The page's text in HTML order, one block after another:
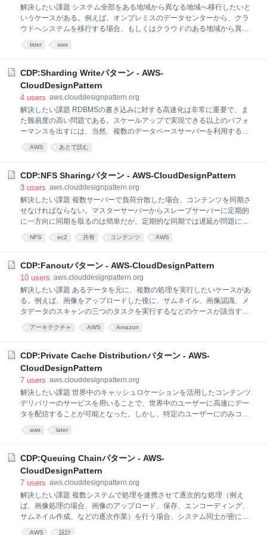
仮想サーバーを自動的に増減させる仕組みを備えている。この仕組みを
利用することで負荷に応じてバッチサーバーを増減できるようになり、
コスト効率がよく想定外の負荷
解決したい課題 システム全部をある地域から異なる地域へ移行したいと
いうケースがある。例えば、オンプレミスのデータセンターから、クラ
ウドへシステムを移行する場合、もしくはクラウドのある地域から異な
ンの説明 ドメイン名を変えることなくシステム全部を移行させるには、
DNSサーバーにおいて重みづけラウンドロビンという機能を用い、名前
解決する際に既存システムから新システムに切り替える手法がある。最
配分を徐々に増やしていくことができる。クラウドで提供されている
DNSサービスを用いれば、重みづけラウンドロビン設定も容易に行える
ため、最小限のDNSサ
later aws
CDP:Sharding Writeパターン - AWS-
CloudDesignPattern
4 users aws.clouddesignpattern.org
解決したい課題 RDBMSの書き込みに対する高速化は非常に重要で、ま
た難易度の高い問題である。スケールアップで実現できる以上のパフォ
ーマンスを出すには、当然、複数のデータベースサーバーを利用するこ
とになるが、どのように実現するかは常に課題である。 クラウドでの解
決/パターンの説明 複数のデータベースサーバーで書き込みパフォーマン
データベースを用意して適切なテーブルのカラムをキーにして分割し、
書き込み処理を分散する。クラウドが提供するRDBMSサービスを用い
れば、可用性が高く、運用効率もよいシャーディングが可能になる。 実
装 AWSのRDBMSサービス「RDS」をシャーディングのバックエンドデ
ータベースに用いれば、可用性と運用効率を高めることが可能となる。
AWS あとで読む
CDP:NFS Sharingパターン - AWS-CloudDesignPattern
3 users aws.clouddesignpattern.org
解決したい課題 複数サーバーで負荷分散した場合、コンテンツを同期さ
せなければならない。マスターサーバーからスレーブサーバーに定期的
に一方向に同期を取るのは簡単だが、定期的な同期では遅延が問題にな
ることがある。また、スレーブサーバーに書き込みが発生するとマスタ
ーサーバーや他のスレーブサーバーに反映されないなどの課題は残る。
じコンテンツをリアルタイムに読み書きできるようにする。共有コンテ
ンツを保管するマスターの仮想サーバーをNFSサーバーとし、スレーブ
サーバーをNFSクライアントとする。そうすることで、どのサーバーか
らもコンテンツの更新が可能で、リアルタイムに共有できるようにな
る。 実装 （手順） NFSサーバーをEC2上に構築する。 共有したいコン
ら、そのN
NFS ec2 共有 コンテンツ AWS
CDP:Fanoutパターン - AWS-CloudDesignPattern
10 users aws.clouddesignpattern.org
解決したい課題 あるデータを元に、複数の処理を実行したいケースがあ
る。例えば、画像をアップロードした後に、サムネイル、画像認識、メ
タデータのスキャンの三つのタスクを実行するなどのケースが該当す
らそれぞれの処理を呼び出して逐次処理は可能だが、各処理の時間が長
画面から実行した場合にサーバー側の処理が長ければ、ユーザーエクス
ペリエンスが悪くなる。 また、処理が増えた場合、例えばモノクロ画像
作成のタスクを増やしたいような場合は、呼び出し元のプログラムを改
出すプロセスから直接各処理を呼び出すのではなく、間にノーティフィ
ケーション（通知）コンポーネントとキューイングコンポーネントを入
れることで、非同期か
アーキテクチャ AWS Amazon
CDP:Private Cache Distributionパターン - AWS-
CloudDesignPattern
7 users aws.clouddesignpattern.org
解決したい課題 世界中のキャッシュロケーションを活用したコンテンツ
デリバリーのサービスを用いることで、世界中のユーザーに高速にデー
タを配信することが可能となった。しかし、特定のユーザーにのみコン
がある。ユーザーがコンテンツをダウンロードするためにWebサイトに
アクセスする際に、あらかじめ設定しておいた「アクセス元IPアドレ
ス」「ダウンロード可能期間」「アクセス元地域」等に適合した場合の
定ユーザーへの配信が可能となる。 また署名付きURL以外にも、クッキ
ーに対して署名を付与する「署名付きクッキー認証」を利用することも
できる。 実装
aws later
CDP:Queuing Chainパターン - AWS-
CloudDesignPattern
7 users aws.clouddesignpattern.org
解決したい課題 複数システムで処理を連携させて逐次的な処理（例え
ば、画像処理の場合、画像のアップロード、保存、エンコーディング、
サムネイル作成、などの逐次作業）を行う場合、システム同士が密に結
合しているとパフォーマンス面でボトルネックが発生しやすい。また、
AWS 設計